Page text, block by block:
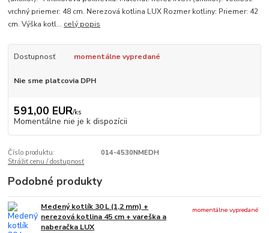
vrchný priemer: 48 cm. Nerezová kotlina LUX Rozmer kotliny: Priemer: 42
cm. Výška kotl... celý popis
Dostupnosť momentálne vypredané
Nie sme platcovia DPH
591,00 EUR/ks
Momentálne nie je k dispozícii
Číslo produktu:
014-4530NMEDH
Strážiť cenu / dostupnosť
Podobné produkty
Medený kotlík 30 L (1,2 mm) +
nerezová kotlina 45 cm + vareška a
naberačka LUX
momentálne vypredané